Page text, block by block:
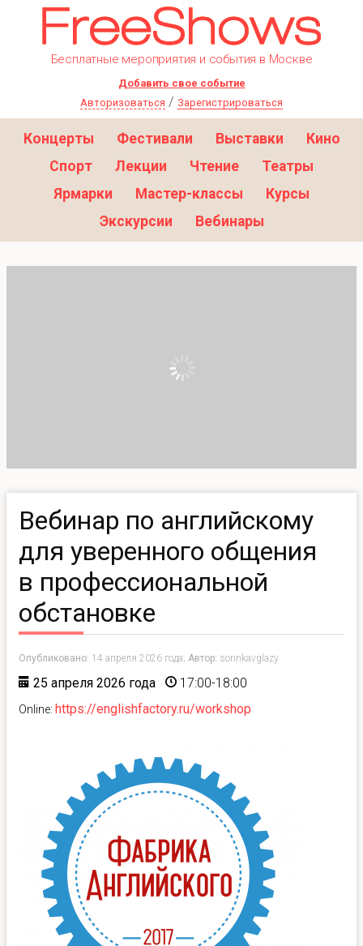
Бесплатные мероприятия и события в Москве
Добавить свое событие
Авторизоваться / Зарегистрироваться
Концерты Фестивали Выставки
Кино
Спорт
Лекции Чтение
Театры
Ярмарки
Мастер-классы
Курсы
Экскурсии
Вебинары
Вебинар по английскому
для уверенного общения
в профессиональной
обстановке
Опубликовано: 14 апреля 2026 года; Автор: sorinkavglazy
25 апреля 2026 года 17:00-18:00
Online: https://englishfactory.ru/workshop